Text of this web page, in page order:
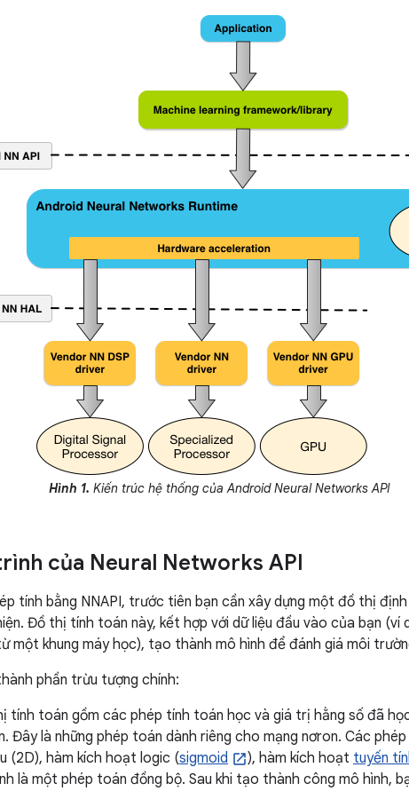
Hình 1. Kiến trúc hệ thống của Android Neural Networks API
của Neural Networks API
tính bằng NNAPI, trước tiên bạn cần xây dựng một đồ thị
Đồ thị tính toán này, kết hợp với dữ liệu đầu vào của bạn (ví
một khung máy học), tạo thành mô hình để đánh giá môi
phần trừu tượng chính:
tính toán gồm các phép tính toán học và giá trị hằng số đã
Đây là những phép toán dành riêng cho mạng nơron. Các
(2D), hàm kích hoạt logic (sigmoid ), hàm kích hoạt tuyến
là một phép toán đồng bộ. Sau khi tạo thành công mô hình,